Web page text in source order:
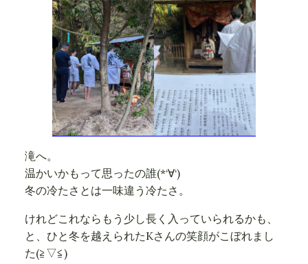
滝へ。
温かいかもって思ったの誰(*‘∀‘)
冬の冷たさとは一味違う冷たさ。
けれどこれならもう少し長く入っていられるかも、
と、ひと冬を越えられたKさんの笑顔がこぼれまし
た(≧▽≦)